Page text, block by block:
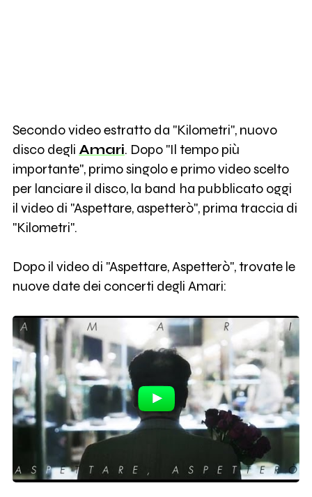
Secondo video estratto da "Kilometri", nuovo
disco degli Amari. Dopo "Il tempo più
importante", primo singolo e primo video scelto
per lanciare il disco, la band ha pubblicato oggi
il video di "Aspettare, aspetterò", prima traccia di
"Kilometri".
Dopo il video di "Aspettare, Aspetterò", trovate le
nuove date dei concerti degli Amari: